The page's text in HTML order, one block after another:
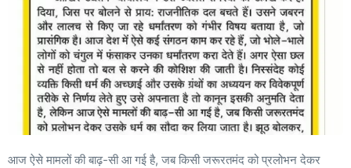
आज ऐसे मामलों की बाढ़-सी आ गई है, जब किसी जरूरतमंद को प्रलोभन देकर